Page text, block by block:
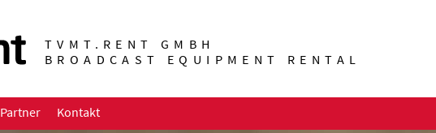
TVMT.RENT GMBH
BROADCAST EQUIPMENT RENTAL
Partner Kontakt